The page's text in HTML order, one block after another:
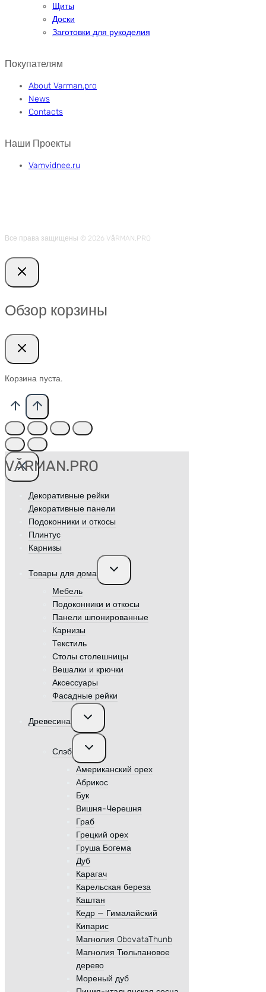
Щиты
Доски
Заготовки для рукоделия
Покупателям
About Varman.pro
News
Contacts
Наши Проекты
Vamvidnee.ru
Все права защищены © 2026 VӑRMAN.PRO
Обзор корзины
Корзина пуста.
VӐRMAN.PRO
Декоративные рейки
Декоративные панели
Подоконники и откосы
Плинтус
Карнизы
Товары для дома
Переключить
дочернее
Мебель
Подоконники и откосы
Панели шпонированные
Карнизы
Текстиль
Столы столешницы
Вешалки и крючки
Аксессуары
Фасадные рейки
Древесина
Переключить
дочернее
Слэб
Переключить
дочернее
Американский орех
Абрикос
Бук
Вишня-Черешня
Граб
Грецкий орех
Груша Богема
Дуб
Карагач
Карельская береза
Каштан
Кедр — Гималайский
Кипарис
Магнолия ObovataThunb
Магнолия Тюльпановое
дерево
Мореный дуб